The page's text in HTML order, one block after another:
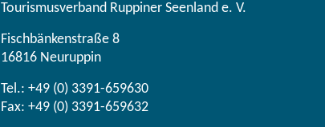
Tourismusverband Ruppiner Seenland e. V.
Fischbänkenstraße 8
16816 Neuruppin
Tel.: +49 (0) 3391-659630
Fax: +49 (0) 3391-659632